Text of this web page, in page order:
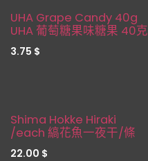
新品！
UHA Grape Candy 40g
UHA 葡萄糖果味糖果 40克
3.75 $
Shima Hokke Hiraki
/each 縞花魚一夜干/條
22.00 $